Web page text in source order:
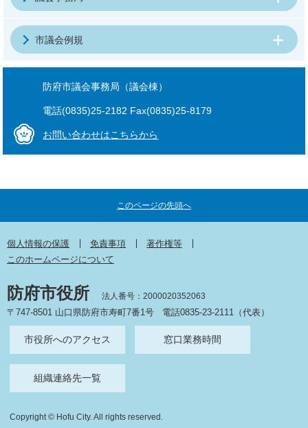
市議会例規
防府市議会事務局（議会棟）
電話(0835)25-2182 Fax(0835)25-8179
お問い合わせはこちらから
このページの先頭へ
個人情報の保護 免責事項
著作権等
このホームページについて
防府市役所 法人番号：2000020352063
〒747-8501 山口県防府市寿町7番1号 電話0835-23-2111（代表）
市役所へのアクセス 窓口業務時間
組織連絡先一覧
Copyright © Hofu City. All rights reserved.